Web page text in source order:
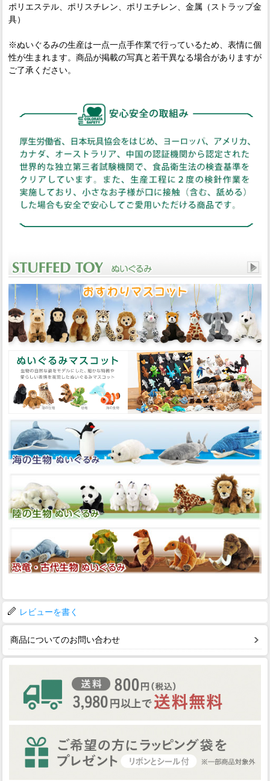
ポリエステル、ポリスチレン、ポリエチレン、金属（ストラップ金
具）
※ぬいぐるみの生産は一点一点手作業で行っているため、表情に個
性が生まれます。商品が掲載の写真と若干異なる場合がありますが
ご了承ください。
レビューを書く
商品についてのお問い合わせ